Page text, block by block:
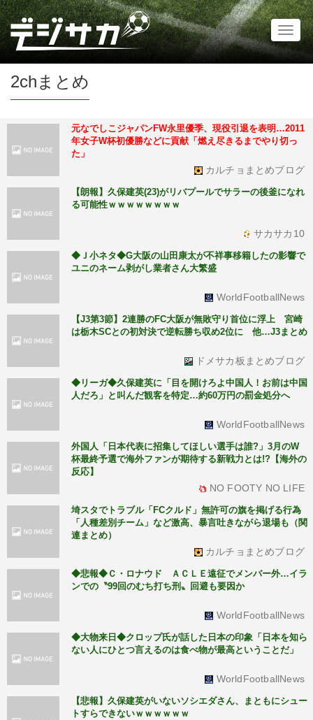
2chまとめ
元なでしこジャパンFW永里優季、現役引退を表明…2011
年女子W杯初優勝などに貢献「燃え尽きるまでやり切っ
た」
カルチョまとめブログ
【朗報】久保建英(23)がリバプールでサラーの後釜になれ
る可能性ｗｗｗｗｗｗｗｗ
サカサカ10
◆Ｊ小ネタ◆G大阪の山田康太が不祥事移籍したの影響で
ユニのネーム剥がし業者さん大繁盛
WorldFootballNews
【J3第3節】2連勝のFC大阪が無敗守り首位に浮上 宮崎
は栃木SCとの初対決で逆転勝ち収め2位に 他…J3まとめ
ドメサカ板まとめブログ
◆リーガ◆久保建英に「目を開けろよ中国人！お前は中国
人だろ」と叫んだ観客を特定…約60万円の罰金処分へ
WorldFootballNews
外国人「日本代表に招集してほしい選手は誰?」3月のW
杯最終予選で海外ファンが期待する新戦力とは!?【海外の
反応】
NO FOOTY NO LIFE
埼スタでトラブル「FCクルド」無許可の旗を掲げる行為
「人種差別チーム」など激高、暴言吐きながら退場も（関
連まとめ）
カルチョまとめブログ
◆悲報◆Ｃ・ロナウド ＡＣＬＥ遠征でメンバー外…イラ
ンでの〝99回のむち打ち刑〟回避も要因か
WorldFootballNews
◆大物来日◆クロップ氏が話した日本の印象「日本を知ら
ない人にひとつ言えるのは食べ物が最高ということだ」
WorldFootballNews
【悲報】久保建英がいないソシエダさん、まともにシュー
トすらできないｗｗｗｗｗｗ